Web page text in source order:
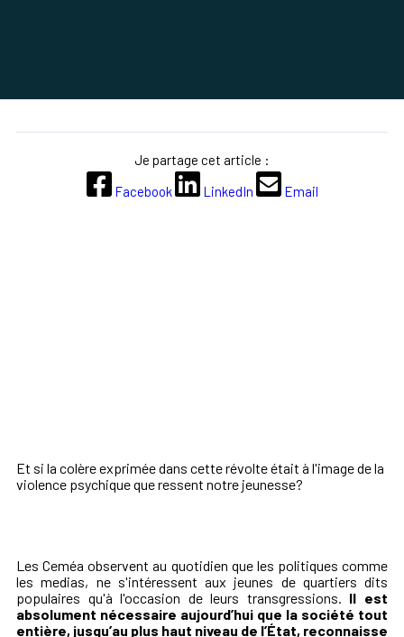
Et si la colère exprimée dans cette révolte était à l'image de la
violence psychique que ressent notre jeunesse?
Les Ceméa observent au quotidien que les politiques comme
les medias, ne s'intéressent aux jeunes de quartiers dits
populaires qu'à l'occasion de leurs transgressions. Il est
absolument nécessaire aujourd’hui que la société tout
entière, jusqu’au plus haut niveau de l’État, reconnaisse
Je partage cet article :
Facebook
LinkedIn Email